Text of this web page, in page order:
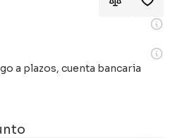
a plazos, cuenta bancaria